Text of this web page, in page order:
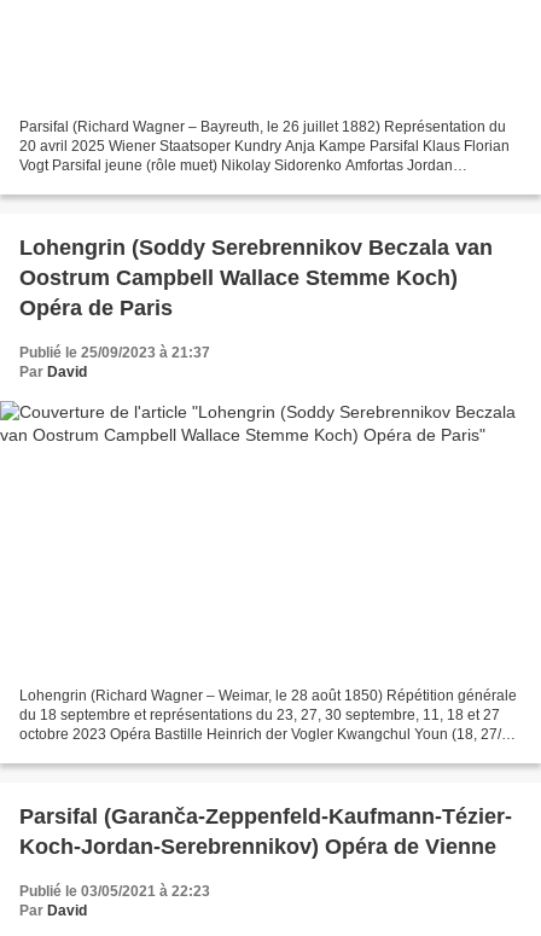
Parsifal (Richard Wagner – Bayreuth, le 26 juillet 1882) Représentation du
20 avril 2025 Wiener Staatsoper Kundry Anja Kampe Parsifal Klaus Florian
Vogt Parsifal jeune (rôle muet) Nikolay Sidorenko Amfortas Jordan
Lohengrin (Soddy Serebrennikov Beczala van
Oostrum Campbell Wallace Stemme Koch)
Opéra de Paris
Publié le 25/09/2023 à 21:37
Par David
Lohengrin (Richard Wagner – Weimar, le 28 août 1850) Répétition générale
du 18 septembre et représentations du 23, 27, 30 septembre, 11, 18 et 27
octobre 2023 Opéra Bastille Heinrich der Vogler Kwangchul Youn (18, 27/09
Parsifal (Garanča-Zeppenfeld-Kaufmann-Tézier-
Koch-Jordan-Serebrennikov) Opéra de Vienne
Publié le 03/05/2021 à 22:23
Par David